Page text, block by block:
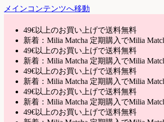
メインコンテンツへ移動
49€以上のお買い上げで送料無料
新着：Milia Matcha 定期購入でMilia
49€以上のお買い上げで送料無料
新着：Milia Matcha 定期購入でMilia
49€以上のお買い上げで送料無料
新着：Milia Matcha 定期購入でMilia
49€以上のお買い上げで送料無料
新着：Milia Matcha 定期購入でMilia
49€以上のお買い上げで送料無料